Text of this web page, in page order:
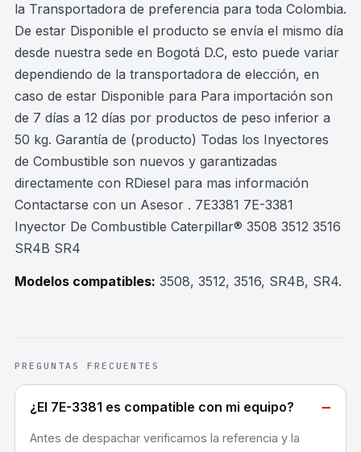
la Transportadora de preferencia para toda Colombia.
De estar Disponible el producto se envía el mismo día
desde nuestra sede en Bogotá D.C, esto puede variar
dependiendo de la transportadora de elección, en
caso de estar Disponible para Para importación son
de 7 días a 12 días por productos de peso inferior a
50 kg. Garantía de (producto) Todas los Inyectores
de Combustible son nuevos y garantizadas
directamente con RDiesel para mas información
Contactarse con un Asesor . 7E3381 7E-3381
Inyector De Combustible Caterpillar® 3508 3512 3516
SR4B SR4
Modelos compatibles: 3508, 3512, 3516, SR4B, SR4.
PREGUNTAS FRECUENTES
¿El 7E-3381 es compatible con mi equipo? −
Antes de despachar verificamos la referencia y la